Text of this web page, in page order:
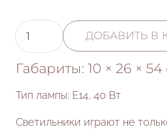
Количество
товара
Бра
Antic
ДОБАВИТЬ В
Габариты: 10 × 26 ×
Тип лампы: E14, 40 Вт
Светильники играют не